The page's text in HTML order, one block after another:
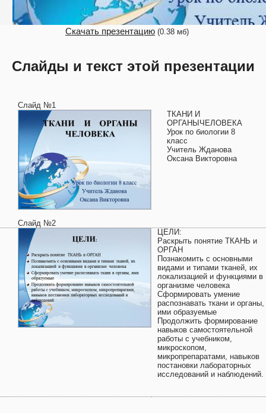
Скачать презентацию (0.38 мб)
Слайды и текст этой презентации
Слайд №1
ТКАНИ И
ОРГАНЫЧЕЛОВЕКА
Урок по биологии 8
класс
Учитель Жданова
Оксана Викторовна
Слайд №2
ЦЕЛИ:
Раскрыть понятие ТКАНЬ и
ОРГАН
Познакомить с основными
видами и типами тканей, их
локализацией и функциями в
организме человека
Сформировать умение
распознавать ткани и органы,
ими образуемые
Продолжить формирование
навыков самостоятельной
работы с учебником,
микроскопом,
микропрепаратами, навыков
постановки лабораторных
исследований и наблюдений.